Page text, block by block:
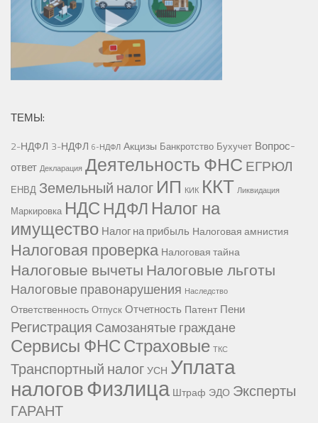
ТЕМЫ:
2-НДФЛ 3-НДФЛ 6-НДФЛ Акцизы Банкротство Бухучет Вопрос-
ответ Декларация Деятельность ФНС ЕГРЮЛ
ЕНВД Земельный налог ИП КИК ККТ Ликвидация
Маркировка НДС НДФЛ Налог на
имущество Налог на прибыль Налоговая амнистия
Налоговая проверка Налоговая тайна
Налоговые вычетыНалоговые льготы
Налоговые правонарушения Наследство
Ответственность Отпуск Отчетность Патент Пени
Регистрация Самозанятые граждане
Сервисы ФНССтраховые ТКС
Транспортный налогУСН Уплата
налоговФизлица Штраф ЭДО Эксперты
ГАРАНТ